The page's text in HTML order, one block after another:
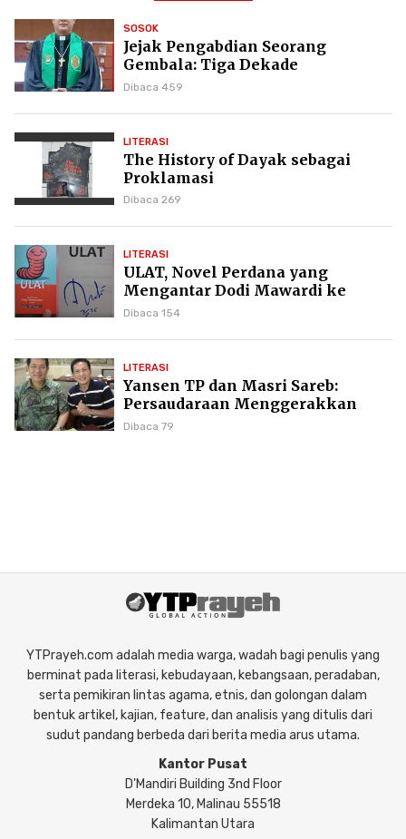
SOSOK
Jejak Pengabdian Seorang
Gembala: Tiga Dekade
Kepemimpinan Pdt. Dr. Yulius
Dibaca 459
LITERASI
The History of Dayak sebagai
Proklamasi
Dibaca 269
LITERASI
ULAT, Novel Perdana yang
Mengantar Dodi Mawardi ke
Puncak Karier Kepenulisan
Dibaca 154
LITERASI
Yansen TP dan Masri Sareb:
Persaudaraan Menggerakkan
Literasi Borneo
Dibaca 79
YTPrayeh.com adalah media warga, wadah bagi penulis yang
berminat pada literasi, kebudayaan, kebangsaan, peradaban,
serta pemikiran lintas agama, etnis, dan golongan dalam
bentuk artikel, kajian, feature, dan analisis yang ditulis dari
sudut pandang berbeda dari berita media arus utama.
Kantor Pusat
D'Mandiri Building 3nd Floor
Merdeka 10, Malinau 55518
Kalimantan Utara